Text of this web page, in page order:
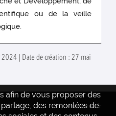
ou de la veille
| Date de création : 27 mai
afin de vous proposer des
des remontées de
www.inrae.fr